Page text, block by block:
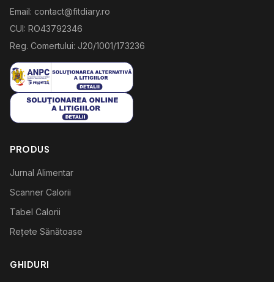
Email: contact@fitdiary.ro
CUI: RO43792346
Reg. Comertului: J20/1001/173236
PRODUS
Jurnal Alimentar
Scanner Calorii
Tabel Calorii
Rețete Sănătoase
GHIDURI